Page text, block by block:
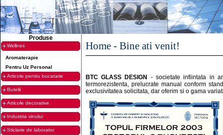
Produse
Wellnes
Aromaterapie
Pentru Uz Personal
Articole pentru bucatarie
Butelii
Articole decorative
Industria vinului
Sticlarie de laborator
Home - Bine ati venit!
BTC GLASS DESIGN
- societate infiintata in
termorezistenta, prelucrate manual conform
exclusivitatea solicitata, dar oferim si o gama